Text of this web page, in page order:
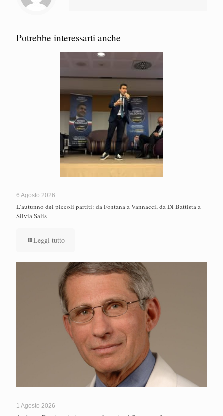
Potrebbe interessarti anche
6 Agosto 2026
L’autunno dei piccoli partiti: da Fontana a Vannacci, da Di Battista a
Silvia Salis
Leggi tutto
1 Agosto 2026